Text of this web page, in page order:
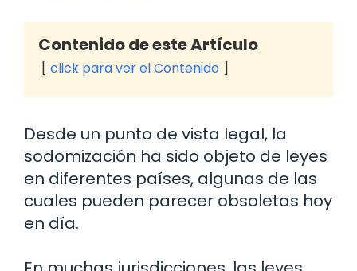
Contenido de este Artículo
click para ver el Contenido
Desde un punto de vista legal, la
sodomización ha sido objeto de leyes
en diferentes países, algunas de las
cuales pueden parecer obsoletas hoy
en día.